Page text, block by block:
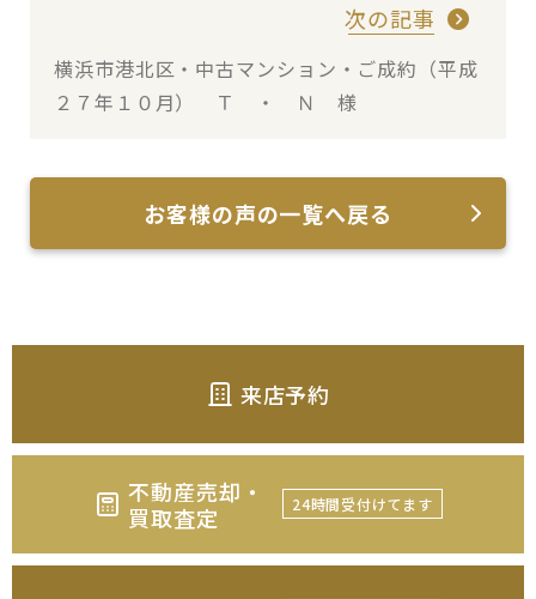
次の記事
横浜市港北区・中古マンション・ご成約（平成
２７年１０月） Ｔ ・ Ｎ 様
お客様の声の一覧へ戻る
来店予約
不動産売却・
買取査定
24時間受付けてます